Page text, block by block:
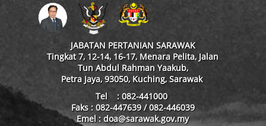
JABATAN PERTANIAN SARAWAK
Tingkat 7, 12-14, 16-17, Menara Pelita, Jalan
Tun Abdul Rahman Yaakub,
Petra Jaya, 93050, Kuching, Sarawak
Tel : 082-441000
Faks : 082-447639 / 082-446039
Emel : doa@sarawak.gov.my